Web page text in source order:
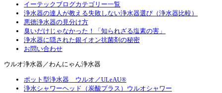
イーテックブログカテゴリー一覧
浄水器の達人が教える失敗しない浄水器選び（浄水器比較）
悪徳浄水器の見分け方
臭いだけじゃなかった！「知られざる塩素の害」
浄水器に隠された銀イオン抗菌剤の秘密
お問い合わせ
ウルオ浄水器／わんにゃん浄水器
ポット型浄水器 ウルオ／ULeAU®
浄水シャワーヘッド（炭酸プラス）ウルオシャワー